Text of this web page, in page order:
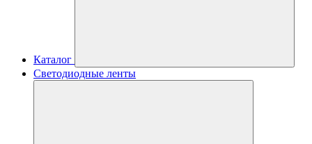
Каталог
Светодиодные ленты